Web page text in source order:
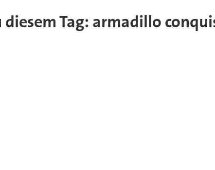
Tag: armadillo